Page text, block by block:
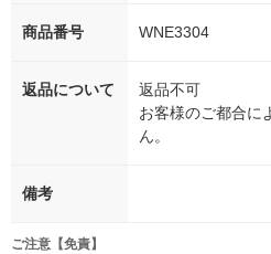
商品番号 WNE3304
返品について
返品不可
お客様のご都合に
ん。
備考
ご注意【免責】